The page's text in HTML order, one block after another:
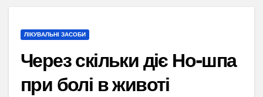
ЛІКУВАЛЬНІ ЗАСОБИ
Через скільки діє Но-шпа
при болі в животі